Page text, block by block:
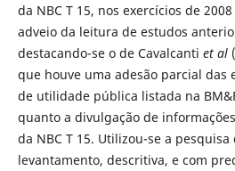
da NBC T 15, nos exercícios de
adveio da leitura de estudos
destacando-se o de Cavalcanti et al
que houve uma adesão parcial das
de utilidade pública listada na
quanto a divulgação de
da NBC T 15. Utilizou-se a
levantamento, descritiva, e com